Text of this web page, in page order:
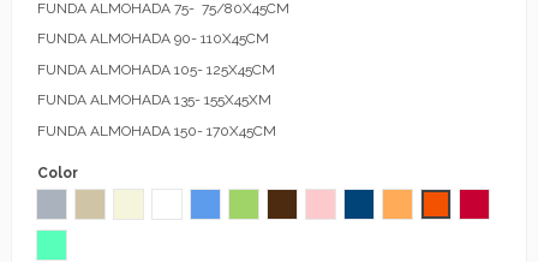
FUNDA ALMOHADA 75- 75/80X45CM
FUNDA ALMOHADA 90- 110X45CM
FUNDA ALMOHADA 105- 125X45CM
FUNDA ALMOHADA 135- 155X45XM
FUNDA ALMOHADA 150- 170X45CM
Color